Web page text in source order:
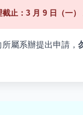
止：3 月 9 日 （一）
屬系辦提出申請，